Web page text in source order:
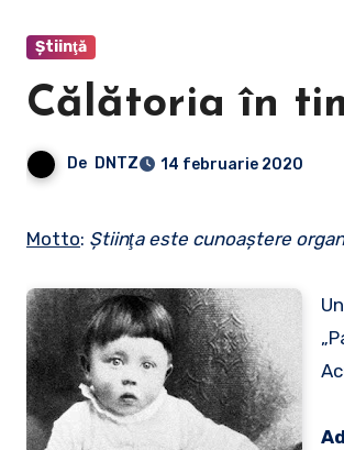
Ştiinţă
Călătoria în
De DNTZ 14 februarie 2020
Motto: Ştiinţa este cunoaştere